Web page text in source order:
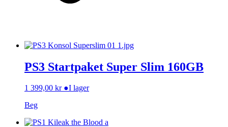
PS3 Startpaket Super Slim 160GB
1 399,00 kr ●I lager
Beg